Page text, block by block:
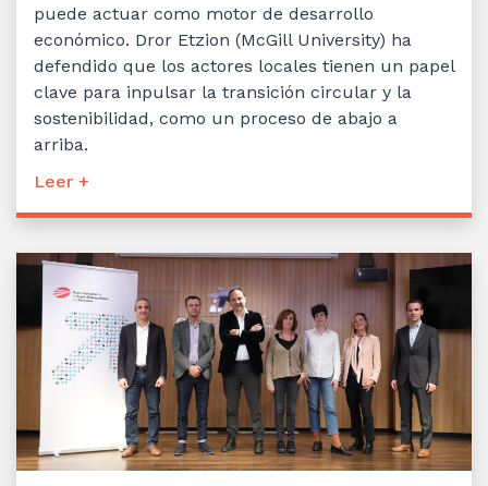
puede actuar como motor de desarrollo
económico. Dror Etzion (McGill University) ha
defendido que los actores locales tienen un papel
clave para inpulsar la transición circular y la
sostenibilidad, como un proceso de abajo a
arriba.
Leer +